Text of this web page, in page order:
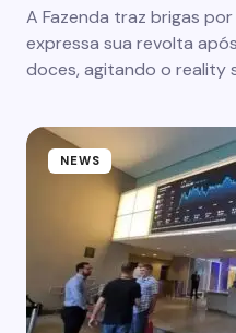
A Fazenda traz brigas
expressa sua revolta
doces, agitando o reality
NEWS